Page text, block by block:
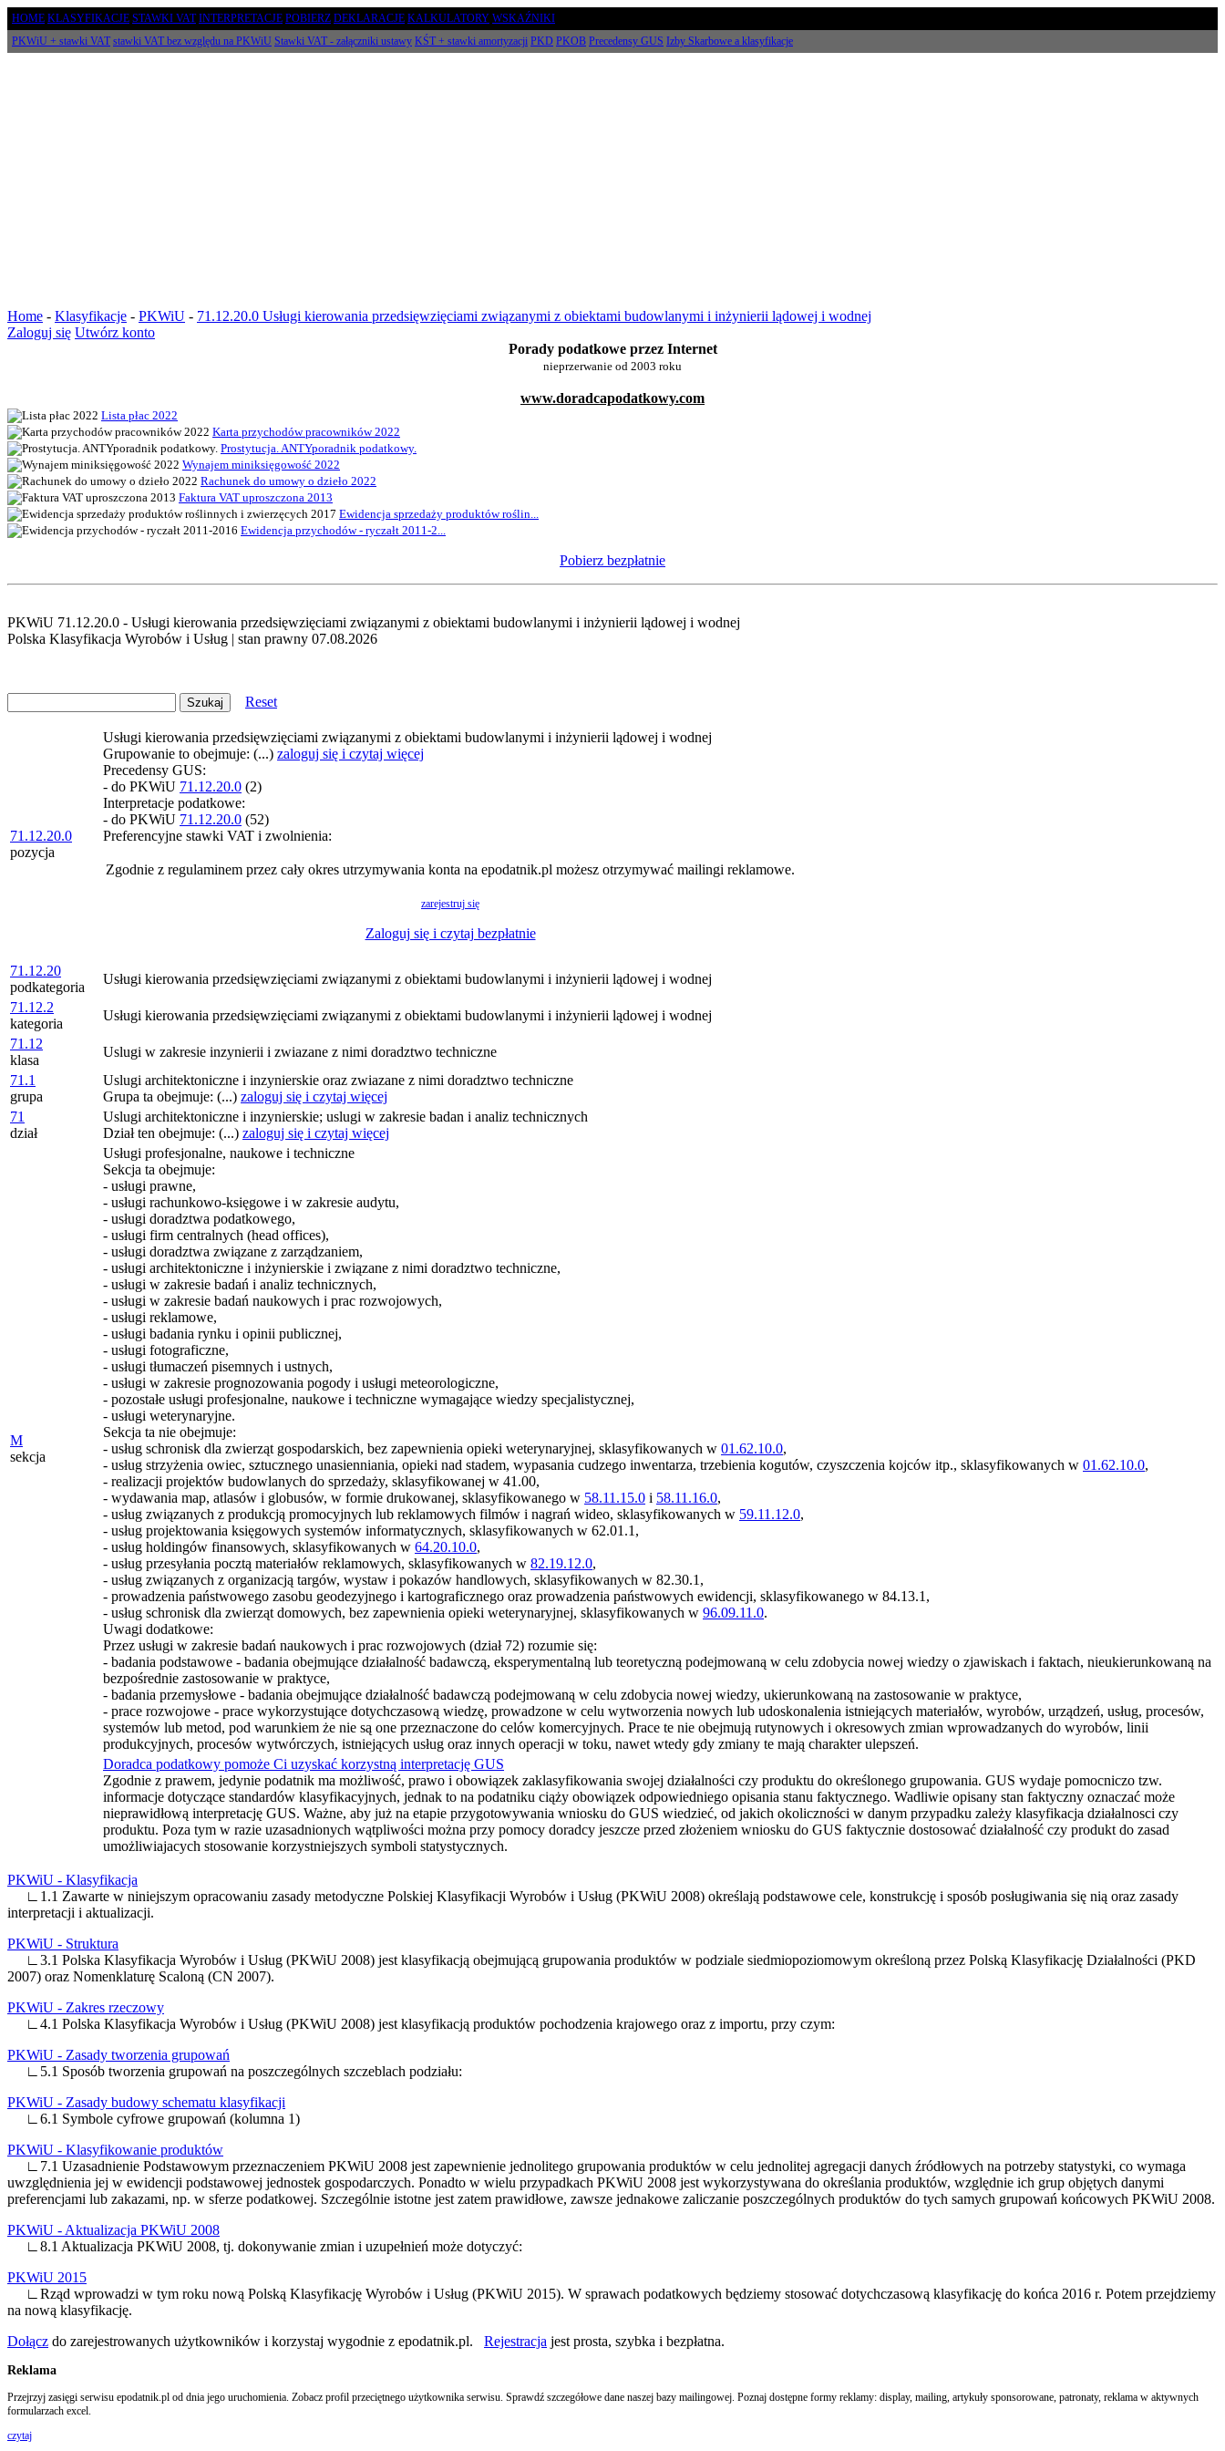
HOME KLASYFIKACJE STAWKI VAT INTERPRETACJE POBIERZ DEKLARACJE KALKULATORY WSKAŹNIKI
PKWiU + stawki VAT stawki VAT bez względu na PKWiU Stawki VAT - załączniki ustawy KŚT + stawki amortyzacji PKD PKOB Precedensy GUS Izby Skarbowe a klasyfikacje
Home - Klasyfikacje - PKWiU - 71.12.20.0 Usługi kierowania przedsięwzięciami związanymi z obiektami budowlanymi i inżynierii lądowej i wodnej
Zaloguj się Utwórz konto
Porady podatkowe przez Internet
nieprzerwanie od 2003 roku
www.doradcapodatkowy.com
Lista płac 2022
Karta przychodów pracowników 2022
Prostytucja. ANTYporadnik podatkowy.
Wynajem miniksięgowość 2022
Rachunek do umowy o dzieło 2022
Faktura VAT uproszczona 2013
Ewidencja sprzedaży produktów roślin...
Ewidencja przychodów - ryczałt 2011-2...
Pobierz bezpłatnie
PKWiU 71.12.20.0 - Usługi kierowania przedsięwzięciami związanymi z obiektami budowlanymi i inżynierii lądowej i wodnej
Polska Klasyfikacja Wyrobów i Usług | stan prawny 07.08.2026
Reset
71.12.20.0
pozycja
Usługi kierowania przedsięwzięciami związanymi z obiektami budowlanymi i inżynierii lądowej i wodnej
Grupowanie to obejmuje: (...) zaloguj się i czytaj więcej
Precedensy GUS:
- do PKWiU 71.12.20.0 (2)
Interpretacje podatkowe:
- do PKWiU 71.12.20.0 (52)
Preferencyjne stawki VAT i zwolnienia:
Zgodnie z regulaminem przez cały okres utrzymywania konta na epodatnik.pl możesz otrzymywać mailingi reklamowe.
zarejestruj się
Zaloguj się i czytaj bezpłatnie
71.12.20
podkategoria
Usługi kierowania przedsięwzięciami związanymi z obiektami budowlanymi i inżynierii lądowej i wodnej
71.12.2
kategoria
Usługi kierowania przedsięwzięciami związanymi z obiektami budowlanymi i inżynierii lądowej i wodnej
71.12
klasa
Uslugi w zakresie inzynierii i zwiazane z nimi doradztwo techniczne
71.1
grupa
Uslugi architektoniczne i inzynierskie oraz zwiazane z nimi doradztwo techniczne
Grupa ta obejmuje: (...) zaloguj się i czytaj więcej
71
dział
Uslugi architektoniczne i inzynierskie; uslugi w zakresie badan i analiz technicznych
Dział ten obejmuje: (...) zaloguj się i czytaj więcej
M
sekcja
Usługi profesjonalne, naukowe i techniczne
Sekcja ta obejmuje:
- usługi prawne,
- usługi rachunkowo-księgowe i w zakresie audytu,
- usługi doradztwa podatkowego,
- usługi firm centralnych (head offices),
- usługi doradztwa związane z zarządzaniem,
- usługi architektoniczne i inżynierskie i związane z nimi doradztwo techniczne,
- usługi w zakresie badań i analiz technicznych,
- usługi w zakresie badań naukowych i prac rozwojowych,
- usługi reklamowe,
- usługi badania rynku i opinii publicznej,
- usługi fotograficzne,
- usługi tłumaczeń pisemnych i ustnych,
- usługi w zakresie prognozowania pogody i usługi meteorologiczne,
- pozostałe usługi profesjonalne, naukowe i techniczne wymagające wiedzy specjalistycznej,
- usługi weterynaryjne.
Sekcja ta nie obejmuje:
- usług schronisk dla zwierząt gospodarskich, bez zapewnienia opieki weterynaryjnej, sklasyfikowanych w 01.62.10.0,
- usług strzyżenia owiec, sztucznego unasienniania, opieki nad stadem, wypasania cudzego inwentarza, trzebienia kogutów, czyszczenia kojców itp., sklasyfikowanych w 01.62.10.0,
- realizacji projektów budowlanych do sprzedaży, sklasyfikowanej w 41.00,
- wydawania map, atlasów i globusów, w formie drukowanej, sklasyfikowanego w 58.11.15.0 i 58.11.16.0,
- usług związanych z produkcją promocyjnych lub reklamowych filmów i nagrań wideo, sklasyfikowanych w 59.11.12.0,
- usług projektowania księgowych systemów informatycznych, sklasyfikowanych w 62.01.1,
- usług holdingów finansowych, sklasyfikowanych w 64.20.10.0,
- usług przesyłania pocztą materiałów reklamowych, sklasyfikowanych w 82.19.12.0,
- usług związanych z organizacją targów, wystaw i pokazów handlowych, sklasyfikowanych w 82.30.1,
- prowadzenia państwowego zasobu geodezyjnego i kartograficznego oraz prowadzenia państwowych ewidencji, sklasyfikowanego w 84.13.1,
- usług schronisk dla zwierząt domowych, bez zapewnienia opieki weterynaryjnej, sklasyfikowanych w 96.09.11.0.
Uwagi dodatkowe:
Przez usługi w zakresie badań naukowych i prac rozwojowych (dział 72) rozumie się:
- badania podstawowe - badania obejmujące działalność badawczą, eksperymentalną lub teoretyczną podejmowaną w celu zdobycia nowej wiedzy o zjawiskach i faktach, nieukierunkowaną na
bezpośrednie zastosowanie w praktyce,
- badania przemysłowe - badania obejmujące działalność badawczą podejmowaną w celu zdobycia nowej wiedzy, ukierunkowaną na zastosowanie w praktyce,
- prace rozwojowe - prace wykorzystujące dotychczasową wiedzę, prowadzone w celu wytworzenia nowych lub udoskonalenia istniejących materiałów, wyrobów, urządzeń, usług, procesów,
systemów lub metod, pod warunkiem że nie są one przeznaczone do celów komercyjnych. Prace te nie obejmują rutynowych i okresowych zmian wprowadzanych do wyrobów, linii
produkcyjnych, procesów wytwórczych, istniejących usług oraz innych operacji w toku, nawet wtedy gdy zmiany te mają charakter ulepszeń.
Doradca podatkowy pomoże Ci uzyskać korzystną interpretację GUS
Zgodnie z prawem, jedynie podatnik ma możliwość, prawo i obowiązek zaklasyfikowania swojej działalności czy produktu do określonego grupowania. GUS wydaje pomocniczo tzw.
informacje dotyczące standardów klasyfikacyjnych, jednak to na podatniku ciąży obowiązek odpowiedniego opisania stanu faktycznego. Wadliwie opisany stan faktyczny oznaczać może
nieprawidłową interpretację GUS. Ważne, aby już na etapie przygotowywania wniosku do GUS wiedzieć, od jakich okoliczności w danym przypadku zależy klasyfikacja działalnosci czy
produktu. Poza tym w razie uzasadnionych wątpliwości można przy pomocy doradcy jeszcze przed złożeniem wniosku do GUS faktycznie dostosować działalność czy produkt do zasad
umożliwiajacych stosowanie korzystniejszych symboli statystycznych.
PKWiU - Klasyfikacja
∟1.1 Zawarte w niniejszym opracowaniu zasady metodyczne Polskiej Klasyfikacji Wyrobów i Usług (PKWiU 2008) określają podstawowe cele, konstrukcję i sposób posługiwania się nią oraz zasady
interpretacji i aktualizacji.
PKWiU - Struktura
∟3.1 Polska Klasyfikacja Wyrobów i Usług (PKWiU 2008) jest klasyfikacją obejmującą grupowania produktów w podziale siedmiopoziomowym określoną przez Polską Klasyfikację Działalności (PKD
2007) oraz Nomenklaturę Scaloną (CN 2007).
PKWiU - Zakres rzeczowy
∟4.1 Polska Klasyfikacja Wyrobów i Usług (PKWiU 2008) jest klasyfikacją produktów pochodzenia krajowego oraz z importu, przy czym:
PKWiU - Zasady tworzenia grupowań
∟5.1 Sposób tworzenia grupowań na poszczególnych szczeblach podziału:
PKWiU - Zasady budowy schematu klasyfikacji
∟6.1 Symbole cyfrowe grupowań (kolumna 1)
PKWiU - Klasyfikowanie produktów
∟7.1 Uzasadnienie Podstawowym przeznaczeniem PKWiU 2008 jest zapewnienie jednolitego grupowania produktów w celu jednolitej agregacji danych źródłowych na potrzeby statystyki, co wymaga
uwzględnienia jej w ewidencji podstawowej jednostek gospodarczych. Ponadto w wielu przypadkach PKWiU 2008 jest wykorzystywana do określania produktów, względnie ich grup objętych danymi
preferencjami lub zakazami, np. w sferze podatkowej. Szczególnie istotne jest zatem prawidłowe, zawsze jednakowe zaliczanie poszczególnych produktów do tych samych grupowań końcowych PKWiU 2008.
PKWiU - Aktualizacja PKWiU 2008
∟8.1 Aktualizacja PKWiU 2008, tj. dokonywanie zmian i uzupełnień może dotyczyć:
PKWiU 2015
∟Rząd wprowadzi w tym roku nową Polską Klasyfikację Wyrobów i Usług (PKWiU 2015). W sprawach podatkowych będziemy stosować dotychczasową klasyfikację do końca 2016 r. Potem przejdziemy
na nową klasyfikację.
Dołącz do zarejestrowanych użytkowników i korzystaj wygodnie z epodatnik.pl. Rejestracja jest prosta, szybka i bezpłatna.
Reklama
Przejrzyj zasięgi serwisu epodatnik.pl od dnia jego uruchomienia. Zobacz profil przeciętnego użytkownika serwisu. Sprawdź szczegółowe dane naszej bazy mailingowej. Poznaj dostępne formy reklamy: display, mailing, artykuły sponsorowane, patronaty, reklama w aktywnych
formularzach excel.
czytaj